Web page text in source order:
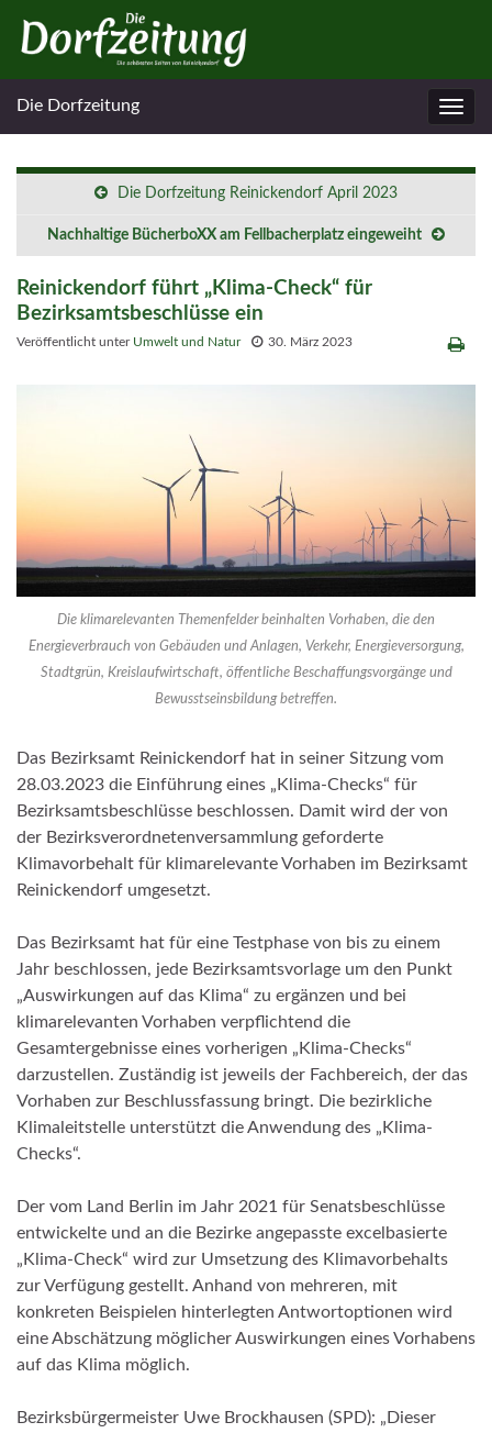
Die Dorfzeitung
Die Dorfzeitung Reinickendorf April 2023
Nachhaltige BücherboXX am Fellbacherplatz eingeweiht
Reinickendorf führt „Klima-Check“ für
Bezirksamtsbeschlüsse ein
Veröffentlicht unter Umwelt und Natur 30. März 2023
Die klimarelevanten Themenfelder beinhalten Vorhaben, die den
Energieverbrauch von Gebäuden und Anlagen, Verkehr, Energieversorgung,
Stadtgrün, Kreislaufwirtschaft, öffentliche Beschaffungsvorgänge und
Bewusstseinsbildung betreffen.
Das Bezirksamt Reinickendorf hat in seiner Sitzung vom
28.03.2023 die Einführung eines „Klima-Checks“ für
Bezirksamtsbeschlüsse beschlossen. Damit wird der von
der Bezirksverordnetenversammlung geforderte
Klimavorbehalt für klimarelevante Vorhaben im Bezirksamt
Reinickendorf umgesetzt.
Das Bezirksamt hat für eine Testphase von bis zu einem
Jahr beschlossen, jede Bezirksamtsvorlage um den Punkt
„Auswirkungen auf das Klima“ zu ergänzen und bei
klimarelevanten Vorhaben verpflichtend die
Gesamtergebnisse eines vorherigen „Klima-Checks“
darzustellen. Zuständig ist jeweils der Fachbereich, der das
Vorhaben zur Beschlussfassung bringt. Die bezirkliche
Klimaleitstelle unterstützt die Anwendung des „Klima-
Checks“.
Der vom Land Berlin im Jahr 2021 für Senatsbeschlüsse
entwickelte und an die Bezirke angepasste excelbasierte
„Klima-Check“ wird zur Umsetzung des Klimavorbehalts
zur Verfügung gestellt. Anhand von mehreren, mit
konkreten Beispielen hinterlegten Antwortoptionen wird
eine Abschätzung möglicher Auswirkungen eines Vorhabens
auf das Klima möglich.
Bezirksbürgermeister Uwe Brockhausen (SPD): „Dieser